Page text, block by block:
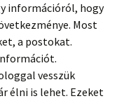
információról, hogy
Most
a postokat.
vesszük
élni is lehet. Ezeket